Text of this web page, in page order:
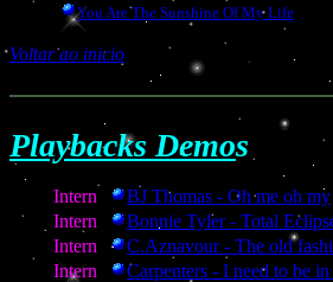
You Are The Sunshine Of My Life
Voltar ao inicio
Playbacks Demos
Intern
BJ Thomas - Oh me oh my
Intern
Bonnie Tyler - Total
Intern
C.Aznavour - The old
Intern
Carpenters - I need to be